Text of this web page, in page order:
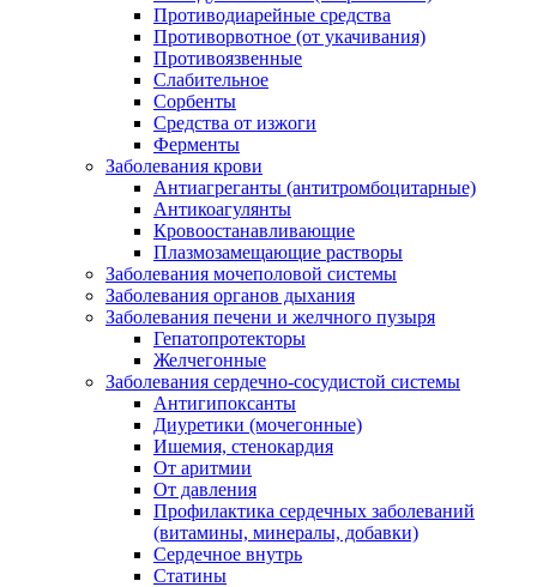
Противодиарейные средства
Противорвотное (от укачивания)
Противоязвенные
Слабительное
Сорбенты
Средства от изжоги
Ферменты
Заболевания крови
Антиагреганты (антитромбоцитарные)
Антикоагулянты
Кровоостанавливающие
Плазмозамещающие растворы
Заболевания мочеполовой системы
Заболевания органов дыхания
Заболевания печени и желчного пузыря
Гепатопротекторы
Желчегонные
Заболевания сердечно-сосудистой системы
Антигипоксанты
Диуретики (мочегонные)
Ишемия, стенокардия
От аритмии
От давления
Профилактика сердечных заболеваний
(витамины, минералы, добавки)
Сердечное внутрь
Статины